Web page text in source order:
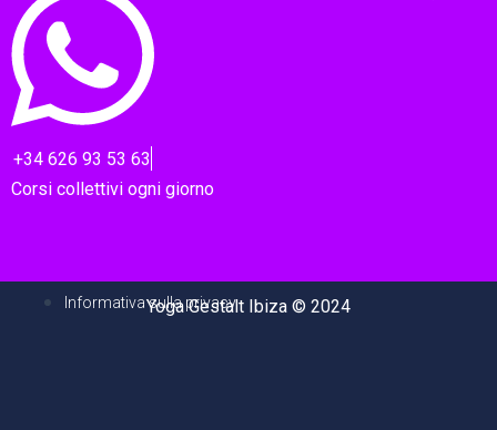
+34 626 93 53 63
Corsi collettivi ogni giorno
Yoga Gestalt Ibiza © 2024
Informativa sulla privacy